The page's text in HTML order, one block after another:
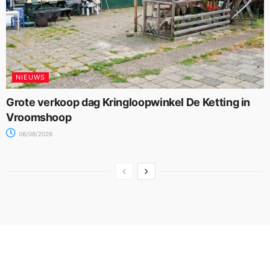
NIEUWS
Grote verkoop dag Kringloopwinkel De Ketting in
Vroomshoop
06/08/2026